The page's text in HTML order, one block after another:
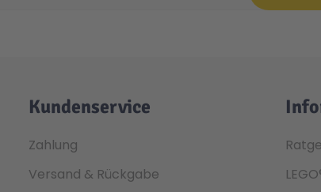
Kundenservice
Zahlung
Versand & Rückgabe